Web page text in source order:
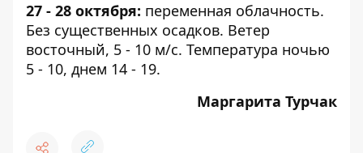
27 - 28 октября: переменная облачность.
Без существенных осадков. Ветер
восточный, 5 - 10 м/с. Температура ночью
5 - 10, днем 14 - 19.
Маргарита Турчак